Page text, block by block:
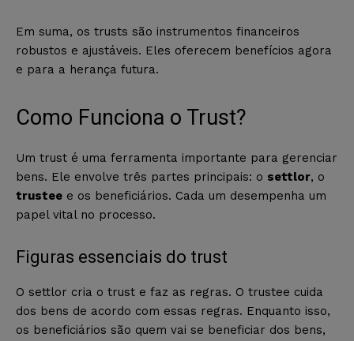
Em suma, os trusts são instrumentos financeiros
robustos e ajustáveis. Eles oferecem benefícios agora
e para a herança futura.
Como Funciona o Trust?
Um trust é uma ferramenta importante para gerenciar
bens. Ele envolve três partes principais: o settlor, o
trustee e os beneficiários. Cada um desempenha um
papel vital no processo.
Figuras essenciais do trust
O settlor cria o trust e faz as regras. O trustee cuida
dos bens de acordo com essas regras. Enquanto isso,
os beneficiários são quem vai se beneficiar dos bens,